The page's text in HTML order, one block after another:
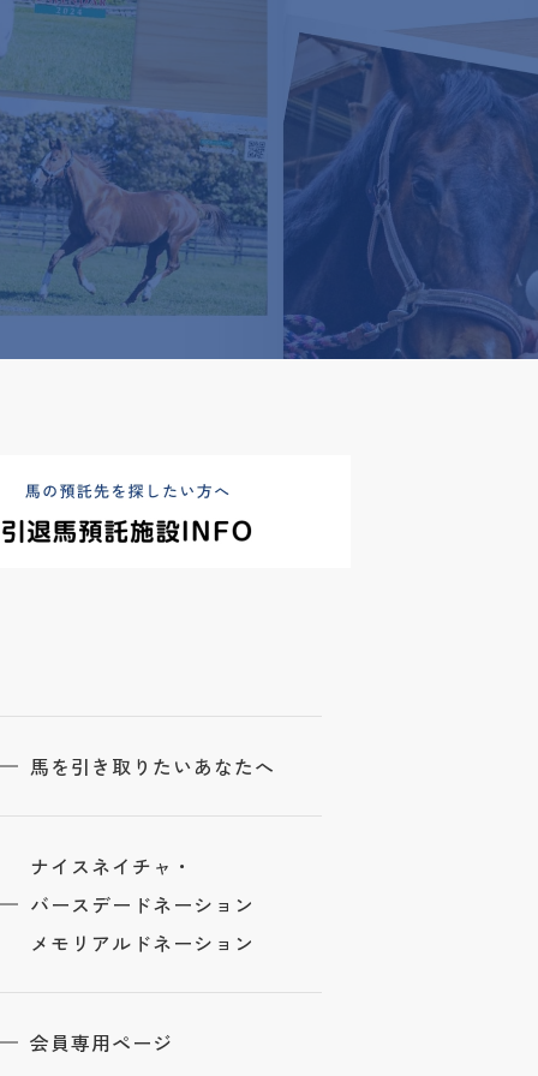
馬を引き取りたいあなたへ
ナイスネイチャ・
バースデードネーション
メモリアルドネーション
会員専用ページ